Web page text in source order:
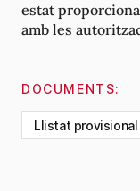
estat
amb les
DOCUMENTS:
Llistat